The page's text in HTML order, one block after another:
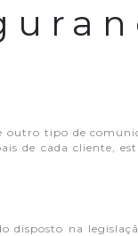
outro tipo de
de cada cliente,
disposto na